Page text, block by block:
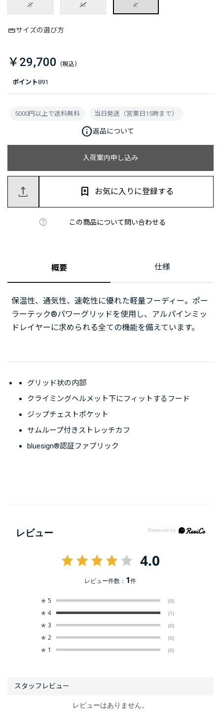
ポイント891
S M L
サイズの選び方
￥29,700
入荷案内申し込み
この商品について問い合わせる
お気に入りに登録する
5000円以上で送料無料 当日発送（営業日15時まで）
info返品について
概要 仕様
保温性、通気性、速乾性に優れた軽量フーディー。ポー
ラーテック®パワーグリッドを使用し、アルパインミッ
ドレイヤーに求められる全ての機能を備えています。
グリッド状の内部
クライミングヘルメット下にフィットするフード
ジップチェストポケット
サムループ付きストレッチカフ
bluesign®認証ファブリック
レビュー
4.0
レビュー件数： 1件
★ 5 (0)
★ 4 (1)
★ 3 (0)
★ 2 (0)
★ 1 (0)
レビューはありません。